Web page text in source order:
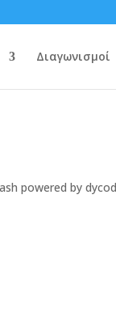
Διαγωνισμοί